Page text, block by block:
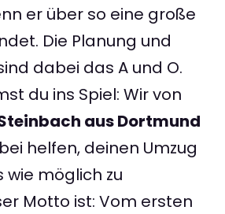
er über so eine große
Die Planung und
dabei das A und O.
du ins Spiel: Wir von
aus Dortmund
helfen, deinen Umzug
wie möglich zu
Motto ist: Vom ersten